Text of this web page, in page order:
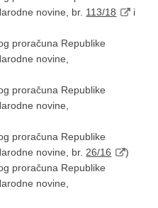
novine, br. 113/18
i
proračuna Republike
novine,
proračuna Republike
novine,
proračuna Republike
novine, br. 26/16
)
proračuna Republike
novine,